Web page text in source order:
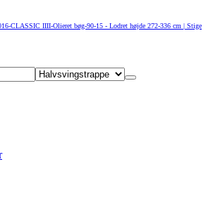
CLASSIC IIII-Olieret bøg-90-15 - Lodret højde 272-336 cm | Stige